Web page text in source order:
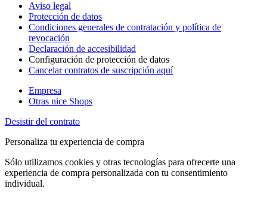
Aviso legal
Protección de datos
Condiciones generales de contratación y política de
revocación
Declaración de accesibilidad
Configuración de protección de datos
Cancelar contratos de suscripción aquí
Empresa
Otras nice Shops
Desistir del contrato
Personaliza tu experiencia de compra
Sólo utilizamos cookies y otras tecnologías para ofrecerte una
experiencia de compra personalizada con tu consentimiento
individual.